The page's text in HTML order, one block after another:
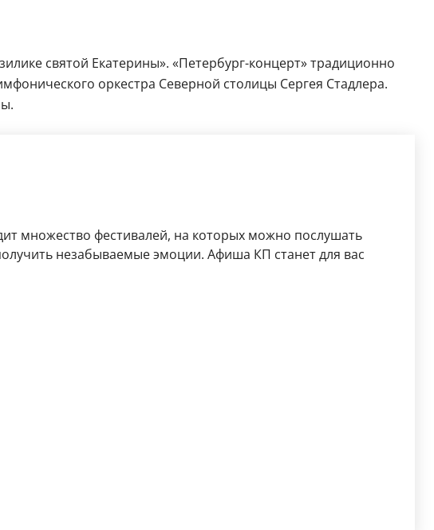
святой Екатерины». «Петербург-концерт» традиционно
оркестра Северной столицы Сергея Стадлера.
множество фестивалей, на которых можно послушать
незабываемые эмоции. Афиша КП станет для вас